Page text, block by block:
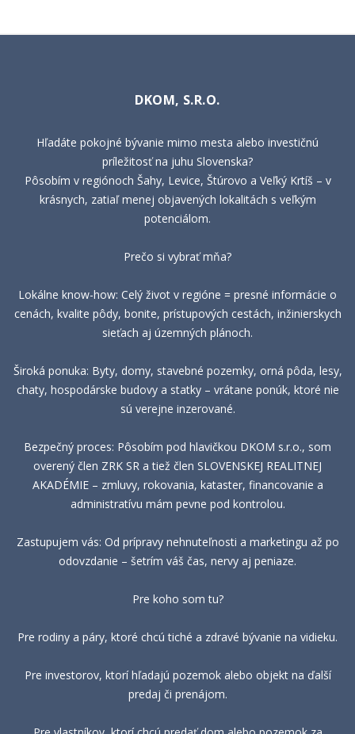
DKOM, S.R.O.
Hľadáte pokojné bývanie mimo mesta alebo investičnú
príležitosť na juhu Slovenska?
Pôsobím v regiónoch Šahy, Levice, Štúrovo a Veľký Krtíš – v
krásnych, zatiaľ menej objavených lokalitách s veľkým
potenciálom.
Prečo si vybrať mňa?
Lokálne know-how: Celý život v regióne = presné informácie o
cenách, kvalite pôdy, bonite, prístupových cestách, inžinierskych
sieťach aj územných plánoch.
Široká ponuka: Byty, domy, stavebné pozemky, orná pôda, lesy,
chaty, hospodárske budovy a statky – vrátane ponúk, ktoré nie
sú verejne inzerované.
Bezpečný proces: Pôsobím pod hlavičkou DKOM s.r.o., som
overený člen ZRK SR a tiež člen SLOVENSKEJ REALITNEJ
AKADÉMIE – zmluvy, rokovania, kataster, financovanie a
administratívu mám pevne pod kontrolou.
Zastupujem vás: Od prípravy nehnuteľnosti a marketingu až po
odovzdanie – šetrím váš čas, nervy aj peniaze.
Pre koho som tu?
Pre rodiny a páry, ktoré chcú tiché a zdravé bývanie na vidieku.
Pre investorov, ktorí hľadajú pozemok alebo objekt na ďalší
predaj či prenájom.